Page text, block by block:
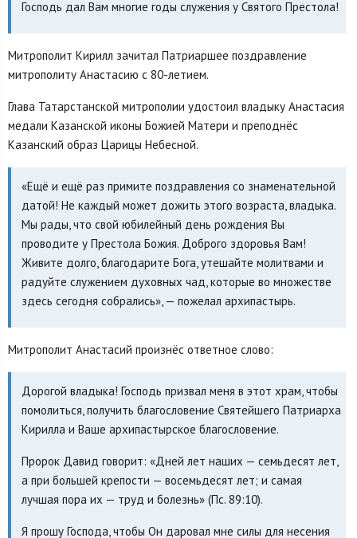
Господь дал Вам многие годы служения у Святого Престола!
Митрополит Кирилл зачитал Патриаршее поздравление
митрополиту Анастасию с 80-летием.
Глава Татарстанской митрополии удостоил владыку Анастасия
медали Казанской иконы Божией Матери и преподнёс
Казанский образ Царицы Небесной.
«Ещё и ещё раз примите поздравления со знаменательной
датой! Не каждый может дожить этого возраста, владыка.
Мы рады, что свой юбилейный день рождения Вы
проводите у Престола Божия. Доброго здоровья Вам!
Живите долго, благодарите Бога, утешайте молитвами и
радуйте служением духовных чад, которые во множестве
здесь сегодня собрались», — пожелал архипастырь.
Митрополит Анастасий произнёс ответное слово:
Дорогой владыка! Господь призвал меня в этот храм, чтобы
помолиться, получить благословение Святейшего Патриарха
Кирилла и Ваше архипастырское благословение.
Пророк Давид говорит: «Дней лет наших — семьдесят лет,
а при большей крепости — восемьдесят лет; и самая
лучшая пора их — труд и болезнь» (Пс. 89:10).
Я прошу Господа, чтобы Он даровал мне силы для несения